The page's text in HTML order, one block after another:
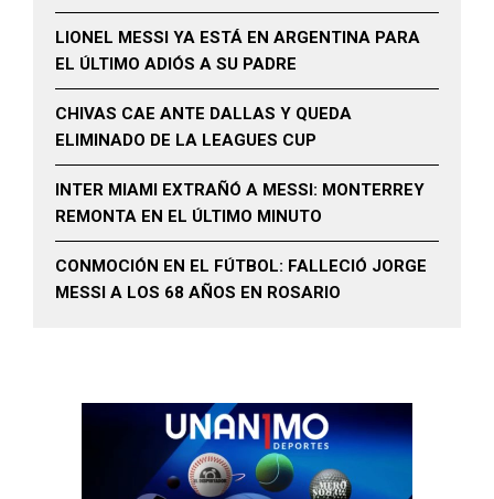
LIONEL MESSI YA ESTÁ EN ARGENTINA PARA
EL ÚLTIMO ADIÓS A SU PADRE
CHIVAS CAE ANTE DALLAS Y QUEDA
ELIMINADO DE LA LEAGUES CUP
INTER MIAMI EXTRAÑÓ A MESSI: MONTERREY
REMONTA EN EL ÚLTIMO MINUTO
CONMOCIÓN EN EL FÚTBOL: FALLECIÓ JORGE
MESSI A LOS 68 AÑOS EN ROSARIO